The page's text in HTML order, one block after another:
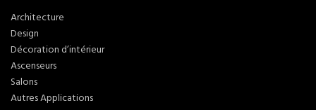
Architecture
Design
Décoration d’intérieur
Ascenseurs
Salons
Autres Applications